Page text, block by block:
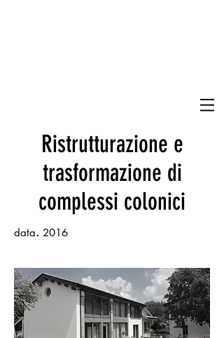
data. 2016
Ristrutturazione e
trasformazione di
complessi colonici